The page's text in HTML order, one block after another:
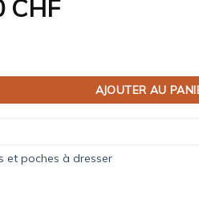
CHF
étoile
AJOUTER AU
et poches à dresser